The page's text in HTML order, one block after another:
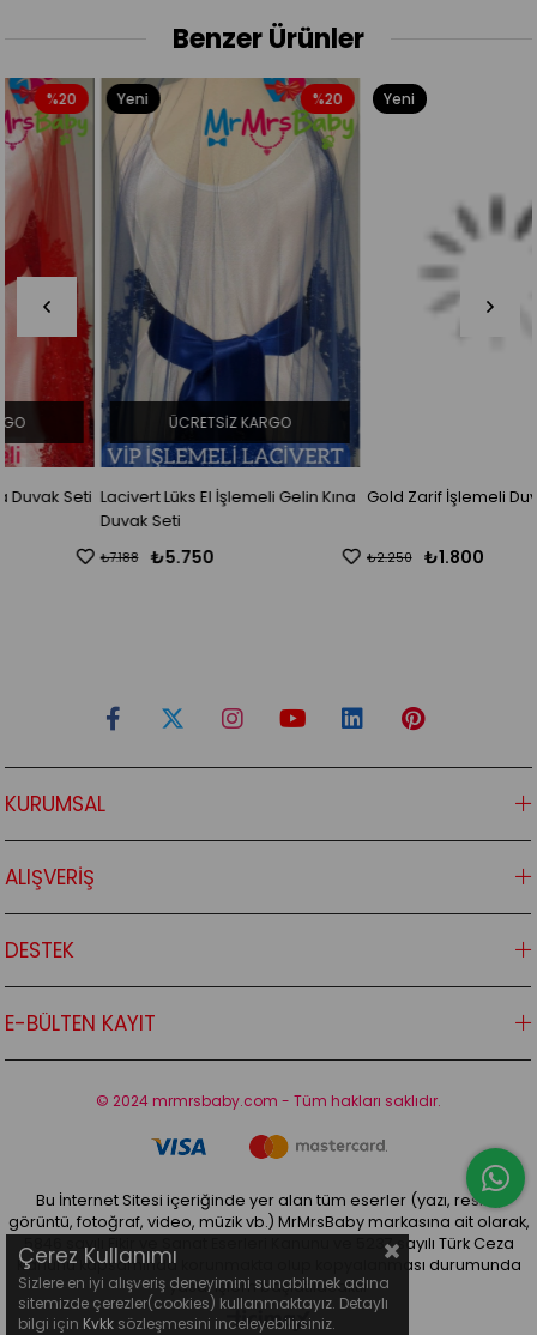
Benzer Ürünler
Lacivert Lüks El İşlemeli Gelin Kına
₺5.750
ÜCRETSIZ KARGO
Yeni
Ürün
Gold Zarif İşlemeli Duvak Seti
₺1.800
Yeni
Ürün
KURUMSAL
ALIŞVERİŞ
DESTEK
E-BÜLTEN KAYIT
© 2024 mrmrsbaby.com - Tüm hakları saklıdır.
Bu İnternet Sitesi içeriğinde yer alan tüm eserler (yazı, resim,
görüntü, fotoğraf, video, müzik vb.) MrMrsBaby markasına ait olarak,
5846 sayılı Fikir ve Sanat Eserleri Kanunu ve 5237 sayılı Türk Ceza
Kanunu kapsamında korunmakta olup kopyalanması durumunda
yasal işlem başlatılacaktır
Çerez Kullanımı
Sizlere en iyi alışveriş deneyimini sunabilmek adına
sitemizde çerezler(cookies) kullanmaktayız. Detaylı
bilgi için Kvkk sözleşmesini inceleyebilirsiniz.